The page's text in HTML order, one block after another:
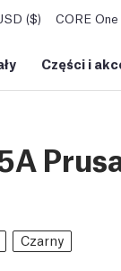
($) CORE
Części i
Czarny